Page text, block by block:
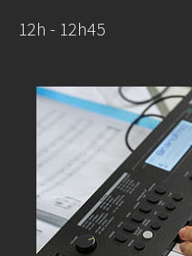
12h - 12h45